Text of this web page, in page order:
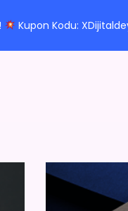
Kupon Kodu: